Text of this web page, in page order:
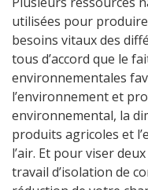
utilisées pour
besoins vitaux des
tous d’accord que le
environnementales
l’environnement et
environnemental, la
produits agricoles et
l’air. Et pour viser
travail d’isolation de